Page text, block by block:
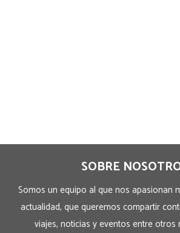
SOBRE
Somos un equipo al que nos apasionan
actualidad, que queremos compartir
viajes, noticias y eventos entre otros